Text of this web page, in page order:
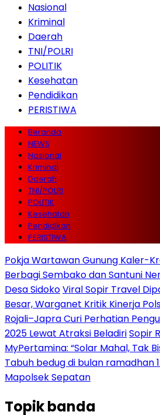
Nasional
Kriminal
Daerah
TNI/POLRI
POLITIK
Kesehatan
Pendidikan
PERISTIWA
Beranda
NEWS
Nasional
Kriminal
Daerah
TNI/POLRI
POLITIK
Kesehatan
Pendidikan
PERISTIWA
Pokja Wartawan Gunung Kaler-
Berbagi Sembako dan Santuni
Desa SidokoViral Sopir Travel
Besar, Warganet Kritik Kinerja
Rojali–Japra Curi Perhatian
2025 Lewat Atraksi BeladiriSopir
MyPertamina: “Solar Mahal, Tak
Tabuh bedug di bulan ramadhan
Mapolsek Sepatan
Topikbanda